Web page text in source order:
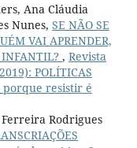
Ana Cláudia
Nunes, SE NÃO SE
VAI APRENDER,
, Revista
POLÍTICAS
porque resistir é
Rodrigues